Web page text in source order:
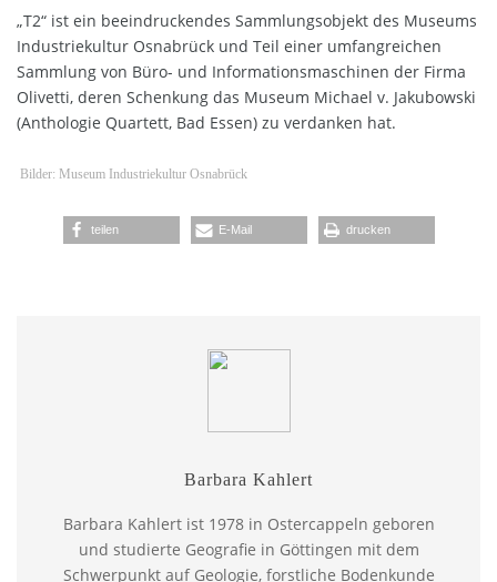
„T2“ ist ein beeindruckendes Sammlungsobjekt des Museums
Industriekultur Osnabrück und Teil einer umfangreichen
Sammlung von Büro- und Informationsmaschinen der Firma
Olivetti, deren Schenkung das Museum Michael v. Jakubowski
(Anthologie Quartett, Bad Essen) zu verdanken hat.
Bilder: Museum Industriekultur Osnabrück
teilen E-Mail drucken
Barbara Kahlert
Barbara Kahlert ist 1978 in Ostercappeln geboren
und studierte Geografie in Göttingen mit dem
Schwerpunkt auf Geologie, forstliche Bodenkunde